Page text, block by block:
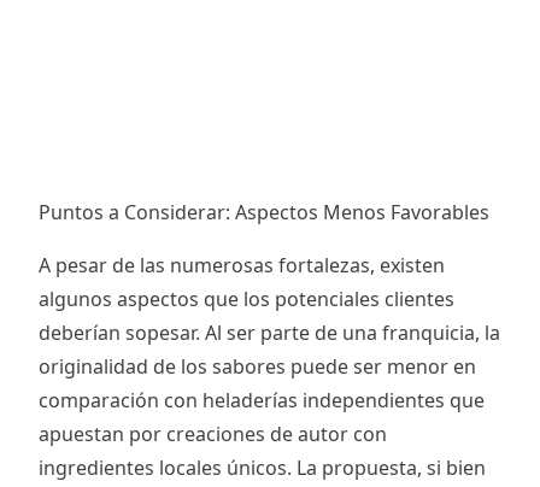
Puntos a Considerar: Aspectos Menos Favorables
A pesar de las numerosas fortalezas, existen
algunos aspectos que los potenciales clientes
deberían sopesar. Al ser parte de una franquicia, la
originalidad de los sabores puede ser menor en
comparación con heladerías independientes que
apuestan por creaciones de autor con
ingredientes locales únicos. La propuesta, si bien